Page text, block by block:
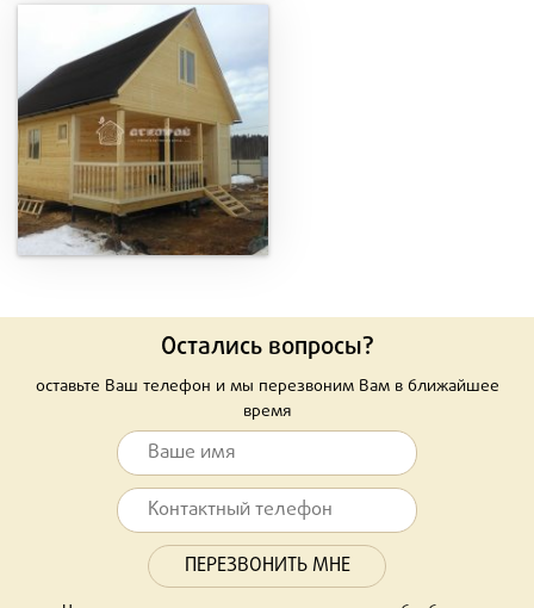
Остались вопросы?
оставьте Ваш телефон и мы перезвоним Вам в ближайшее
время